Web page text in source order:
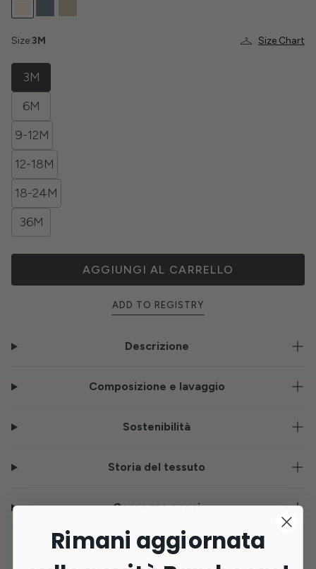
Size Chart
Size:3M
3M
6M
9-12M
12-18M
18-24M
36M
AGGIUNGI AL CARRELLO
ADD TO REGISTRY
Descrizione
Composizione e lavaggio
Sostenibilità
Storia del tessuto
Consegna e resi
Rimani aggiornata